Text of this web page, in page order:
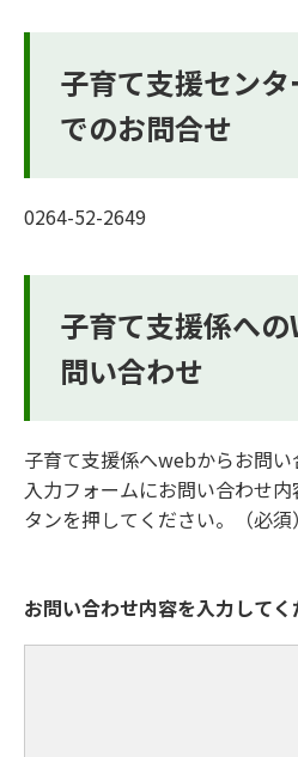
子育て支援セン
でのお問合せ
0264-52-2649
子育て支援係へ
問い合わせ
子育て支援係へwebからお問
入力フォームにお問い合わせ
タンを押してください。（必須）
お問い合わせ内容を入力してく